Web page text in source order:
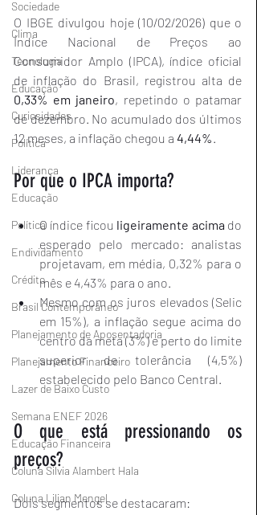
Sociedade
Clima
Tecnologia
Educação
Curiosidades
Política
Liderança
Educação
Política
Endividamento
Crédito
Brasil Contemporâneo
Planejamento de Aposentadoria
Planejamento Financeiro
Lazer de Baixo Custo
Semana ENEF 2026
Educação Financeira
Coluna Silvia Alambert Hala
Coluna Lilian Mengel
O IBGE divulgou hoje (10/02/2026) que o
Índice Nacional de Preços ao
Consumidor Amplo (IPCA), índice oficial
0,33% em janeiro, repetindo o patamar
de dezembro. No acumulado dos últimos
12 meses, a inflação chegou a 4,44%
Por que o IPCA importa?
O índice ficou ligeiramente acima do
esperado pelo mercado: analistas
projetavam, em média, 0,32% para o
mês e 4,43% para o ano.
Mesmo com os juros elevados (Selic
em 15%), a inflação segue acima do
centro da meta (3%) e perto do limite
superior de tolerância (4,5%)
estabelecido pelo Banco Central.
O que está pressionando os
preços?
Dois segmentos se destacaram: